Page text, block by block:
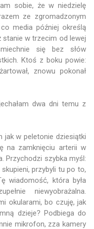
sobie, że w niedzielę
ze zgromadzonym
media później określą
stanie w trzecim od lewej
się bez słów
Ktoś z boku powie:
znowu pokonał
dwa dni temu z
jak w peletonie dziesiątki
na zamknięciu arterii w
Przychodzi szybka myśl:
przybyli tu po to,
wiadomość, która była
niewyobrażalna.
okularami, bo czuję, jak
dzieje? Podbiega do
mikrofon, zza kamery